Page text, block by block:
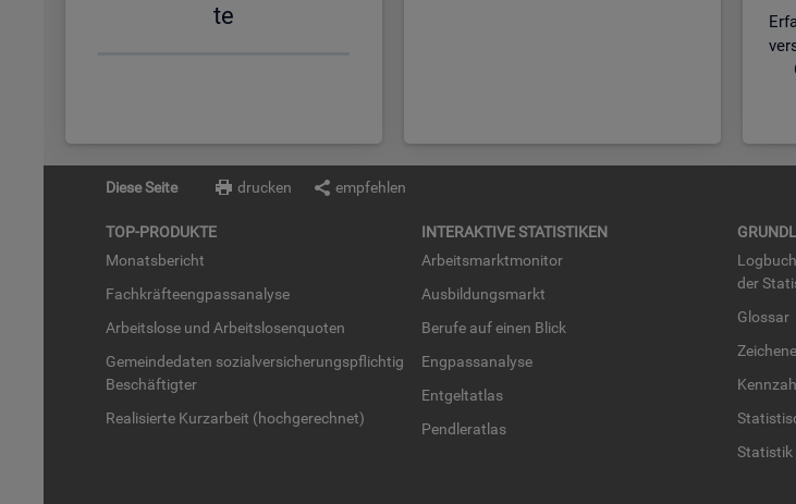
te
Diese Seite drucken empfehlen
TOP-PRO­DUK­TE
Mo­nats­be­richt
Fach­kräf­te­eng­pass­ana­ly­se
Ar­beits­lo­se und Ar­beits­lo­sen­quo­ten
Ge­mein­de­da­ten so­zi­al­ver­si­che­rungs­pflich­tig
Be­schäf­tig­ter
Rea­li­sier­te Kurz­ar­beit (hoch­ge­rech­net)
IN­TER­AK­TI­VE STA­TIS­TI­KEN
Ar­beits­markt­mo­ni­tor
Aus­bil­dungs­markt
Be­ru­fe auf einen Blick
Eng­pass­ana­ly­se
Ent­gel­t­at­las
Pend­ler­at­las
der
Glos­sar
Sta­tis­tik